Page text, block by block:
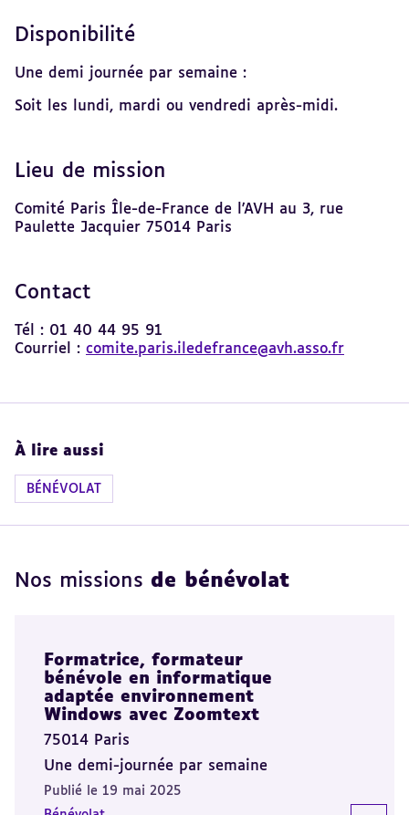
Disponibilité
Une demi journée par semaine :
Soit les lundi, mardi ou vendredi après-midi.
Lieu de mission
Comité Paris Île-de-France de l'AVH au 3, rue
Paulette Jacquier 75014 Paris
Contact
Tél : 01 40 44 95 91
Courriel : comite.paris.iledefrance@avh.asso.fr
À lire aussi
BÉNÉVOLAT
Nos missions de bénévolat
Formatrice, formateur
bénévole en informatique
adaptée environnement
Windows avec Zoomtext
75014 Paris
Une demi-journée par semaine
Publié le 19 mai 2025